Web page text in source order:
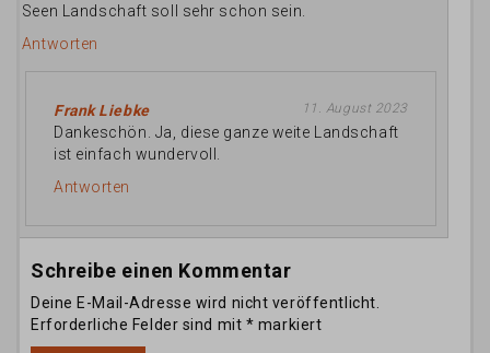
Seen Landschaft soll sehr schon sein.
Antworten
Frank Liebke 11. August 2023
Dankeschön. Ja, diese ganze weite Landschaft
ist einfach wundervoll.
Antworten
Schreibe einen Kommentar
Deine E-Mail-Adresse wird nicht veröffentlicht.
Erforderliche Felder sind mit * markiert